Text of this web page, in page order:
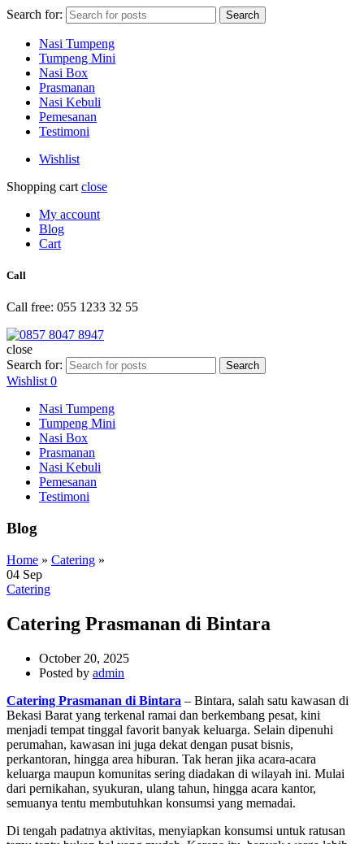
Search for: Search
Nasi Tumpeng
Tumpeng Mini
Nasi Box
Prasmanan
Nasi Kebuli
Pemesanan
Testimoni
Wishlist
Shopping cart close
My account
Blog
Cart
Call
Call free: 055 1233 32 55
close
Search for:
Search
Wishlist 0
Nasi Tumpeng
Tumpeng Mini
Nasi Box
Prasmanan
Nasi Kebuli
Pemesanan
Testimoni
Blog
Home » Catering »
04 Sep
Catering
Catering Prasmanan di Bintara
October 20, 2025
Posted by admin
Catering Prasmanan di Bintara – Bintara, salah satu kawasan di
Bekasi Barat yang terkenal ramai dan berkembang pesat, kini
menjadi tempat tinggal favorit banyak keluarga. Selain dipenuhi
perumahan, kawasan ini juga dekat dengan pusat bisnis,
perkantoran, hingga area hiburan. Tak heran jika acara-acara
keluarga maupun komunitas sering diadakan di wilayah ini. Mulai
dari pernikahan, syukuran, ulang tahun, hingga acara kantor,
semuanya tentu membutuhkan konsumsi yang memadai.
Di tengah padatnya aktivitas, menyiapkan konsumsi untuk ratusan